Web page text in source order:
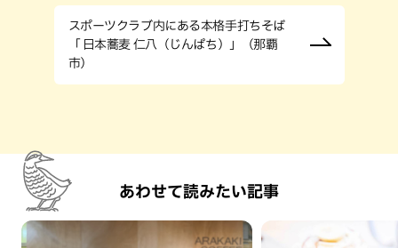
スポーツクラブ内にある本格手打ちそば
「 日本蕎麦 仁八（じんぱち）」（那覇
市）
あわせて読みたい記事